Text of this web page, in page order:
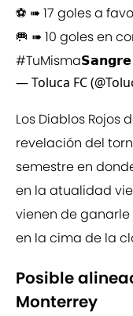
⚽ ➠ 17 goles a
🥅 ➠ 10 goles en
#TuMisma𝗦𝗮𝗻𝗴𝗿𝗲
— Toluca FC
Los Diablos Rojos
revelación del
semestre en
en la atualidad
vienen de
en la cima de la
Posible
Monterrey